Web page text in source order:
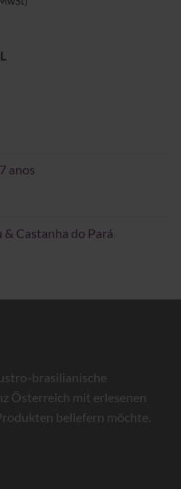
anos
Castanha do Pará
brasilianische
Österreich mit erlesenen
beliefern möchte.